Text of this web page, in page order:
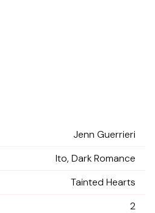
Jenn Guerrieri
Ito, Dark Romance
Tainted Hearts
2